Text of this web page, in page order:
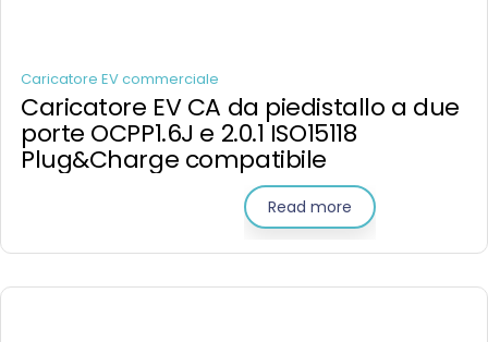
Caricatore EV commerciale
Caricatore EV CA da piedistallo a due
porte OCPP1.6J e 2.0.1 ISO15118
Plug&Charge compatibile
Read more